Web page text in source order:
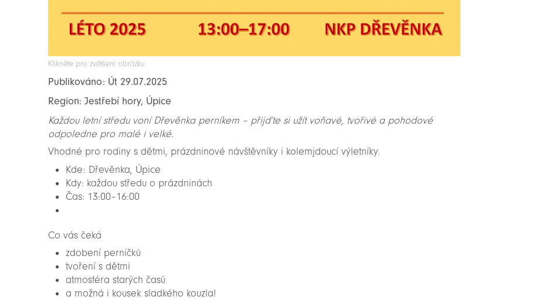
Klikněte pro zvětšení obrázku.
Publikováno: Út 29.07.2025
Region: Jestřebí hory, Úpice
Každou letní středu voní Dřevěnka perníkem – přijďte si užít voňavé, tvořivé a pohodové
odpoledne pro malé i velké.
Vhodné pro rodiny s dětmi, prázdninové návštěvníky i kolemjdoucí výletníky.
Kde: Dřevěnka, Úpice
Kdy: každou středu o prázdninách
Čas: 13:00–16:00
Co vás čeká
zdobení perníčků
tvoření s dětmi
atmosféra starých časů
a možná i kousek sladkého kouzla!